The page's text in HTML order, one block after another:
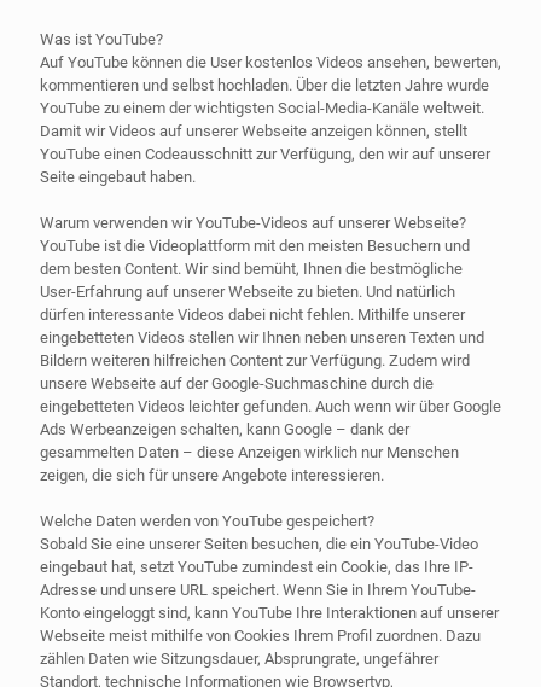
Was ist YouTube?
Auf YouTube können die User kostenlos Videos ansehen, bewerten,
kommentieren und selbst hochladen. Über die letzten Jahre wurde
YouTube zu einem der wichtigsten Social-Media-Kanäle weltweit.
Damit wir Videos auf unserer Webseite anzeigen können, stellt
YouTube einen Codeausschnitt zur Verfügung, den wir auf unserer
Seite eingebaut haben.
Warum verwenden wir YouTube-Videos auf unserer Webseite?
YouTube ist die Videoplattform mit den meisten Besuchern und
dem besten Content. Wir sind bemüht, Ihnen die bestmögliche
User-Erfahrung auf unserer Webseite zu bieten. Und natürlich
dürfen interessante Videos dabei nicht fehlen. Mithilfe unserer
eingebetteten Videos stellen wir Ihnen neben unseren Texten und
Bildern weiteren hilfreichen Content zur Verfügung. Zudem wird
unsere Webseite auf der Google-Suchmaschine durch die
eingebetteten Videos leichter gefunden. Auch wenn wir über Google
Ads Werbeanzeigen schalten, kann Google – dank der
gesammelten Daten – diese Anzeigen wirklich nur Menschen
zeigen, die sich für unsere Angebote interessieren.
Welche Daten werden von YouTube gespeichert?
Sobald Sie eine unserer Seiten besuchen, die ein YouTube-Video
eingebaut hat, setzt YouTube zumindest ein Cookie, das Ihre IP-
Adresse und unsere URL speichert. Wenn Sie in Ihrem YouTube-
Konto eingeloggt sind, kann YouTube Ihre Interaktionen auf unserer
Webseite meist mithilfe von Cookies Ihrem Profil zuordnen. Dazu
zählen Daten wie Sitzungsdauer, Absprungrate, ungefährer
Standort, technische Informationen wie Browsertyp,